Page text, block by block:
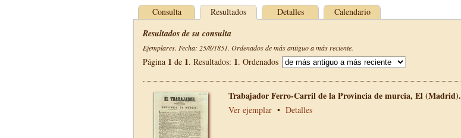
Consulta Resultados Detalles Calendario
Resultados de su consulta
Ejemplares. Fecha: 25/8/1851. Ordenados de más antiguo a más reciente.
Página 1 de 1. Resultados: 1. Ordenados
Trabajador Ferro-Carril de la Provincia de murcia, El (Madrid).
Ver ejemplar • Detalles